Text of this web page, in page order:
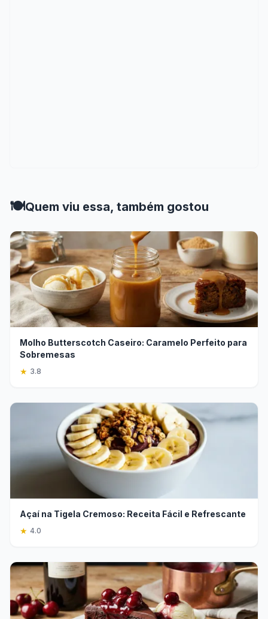
🍽️Quem viu essa, também gostou
Molho Butterscotch Caseiro: Caramelo Perfeito para
Sobremesas
★ 3.8
Açaí na Tigela Cremoso: Receita Fácil e Refrescante
★ 4.0